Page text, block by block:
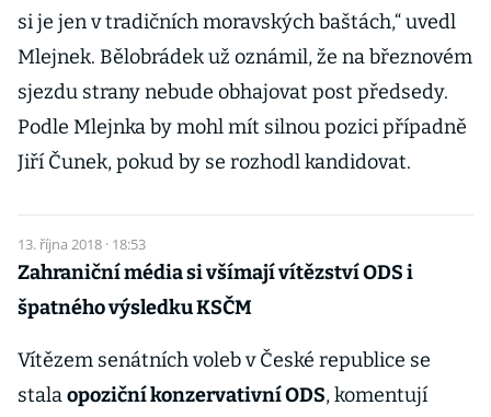
si je jen v tradičních moravských baštách,“ uvedl
Mlejnek. Bělobrádek už oznámil, že na březnovém
sjezdu strany nebude obhajovat post předsedy.
Podle Mlejnka by mohl mít silnou pozici případně
Jiří Čunek, pokud by se rozhodl kandidovat.
13. října 2018 · 18:53
Zahraniční média si všímají vítězství ODS i
špatného výsledku KSČM
Vítězem senátních voleb v České republice se
stalaopoziční konzervativní ODS, komentují